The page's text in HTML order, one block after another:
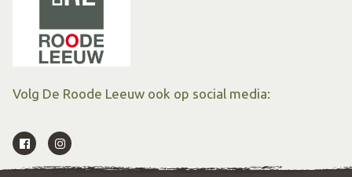
Volg De Roode Leeuw ook op social media: